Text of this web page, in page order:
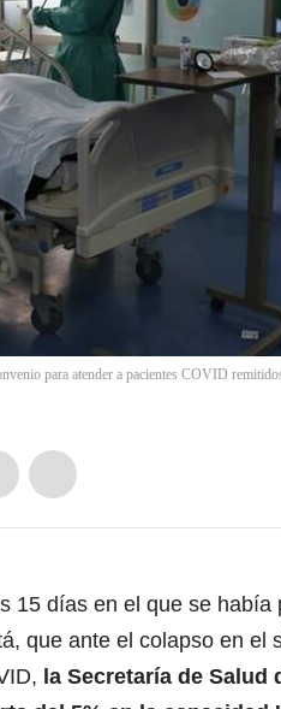
para atender a pacientes COVID
15 días en el que se
que ante el colapso en el
la Secretaría de Salud